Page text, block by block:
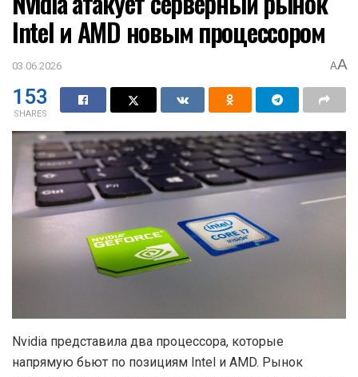
Intel и AMD новым процессором
03.06.2026 AA
153
SHARES
Nvidia представила два процессора, которые
напрямую бьют по позициям Intel и AMD. Рынок